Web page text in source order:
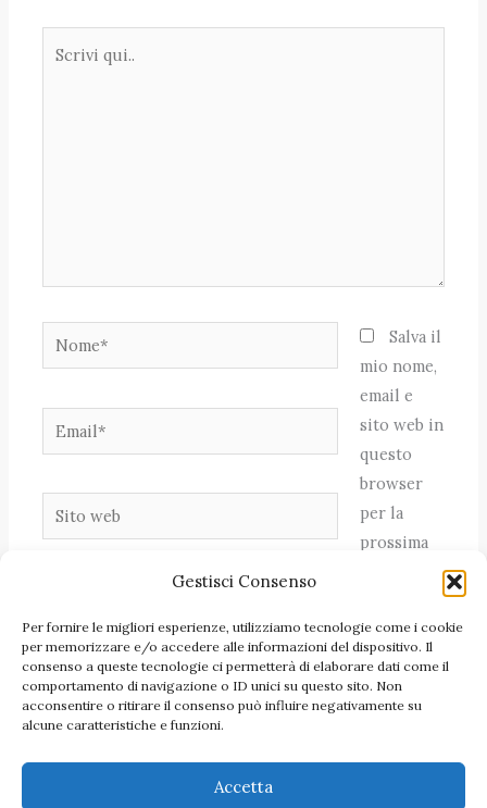
Gestisci Consenso
Per fornire le migliori esperienze, utilizziamo tecnologie come i cookie
per memorizzare e/o accedere alle informazioni del dispositivo. Il
consenso a queste tecnologie ci permetterà di elaborare dati come il
comportamento di navigazione o ID unici su questo sito. Non
acconsentire o ritirare il consenso può influire negativamente su
alcune caratteristiche e funzioni.
Accetta
Nome*
Email*
Sito
web
Salva il
mio nome,
email e
sito web in
questo
browser
per la
prossima